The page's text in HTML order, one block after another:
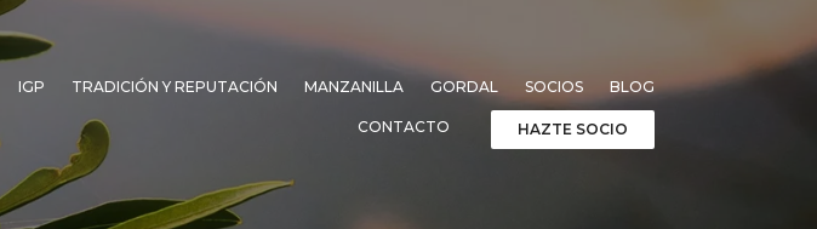
IGP TRADICIÓN Y REPUTACIÓN MANZANILLA GORDAL SOCIOS BLOG
CONTACTO HAZTE SOCIO